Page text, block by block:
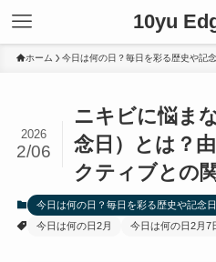
10yu
ホーム 今日は何の日？毎日を彩る歴史や記
ニキビに悩ま
念日）とは？
クティブとの
2026
2/06
今日は何の日？毎日を彩る歴史や記念日
今日は何の日2月
今日は何の日2月7